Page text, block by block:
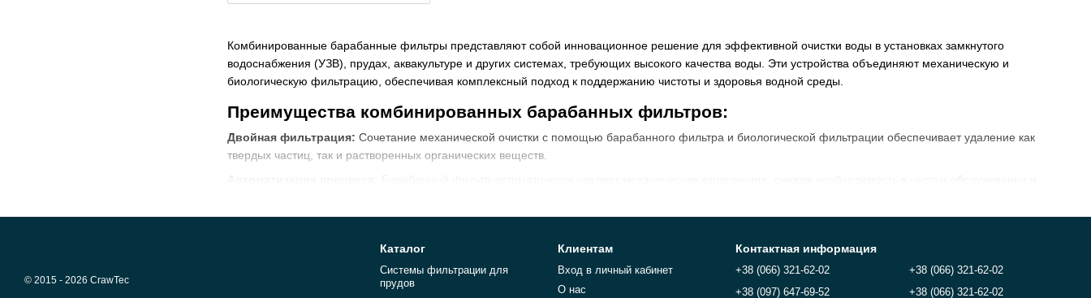
Комбинированные барабанные фильтры представляют собой инновационное решение для эффективной очистки воды в установках замкнутого
водоснабжения (УЗВ), прудах, аквакультуре и других системах, требующих высокого качества воды. Эти устройства объединяют механическую и
биологическую фильтрацию, обеспечивая комплексный подход к поддержанию чистоты и здоровья водной среды.
Преимущества комбинированных барабанных фильтров:
Двойная фильтрация: Сочетание механической очистки с помощью барабанного фильтра и биологической фильтрации обеспечивает удаление как
твердых частиц, так и растворенных органических веществ.
Современные модели разработаны с учетом минимального потребления энергии при сохранении высокой производительности.
Применение комбинированных барабанных фильтров:
© 2015 - 2026 CrawTec
Каталог
Системы фильтрации для
прудов
Клиентам
Вход в личный кабинет
О нас
Контактная информация
+38 (066) 321-62-02
+38 (097) 647-69-52
+38 (066) 321-62-02
+38 (066) 321-62-02